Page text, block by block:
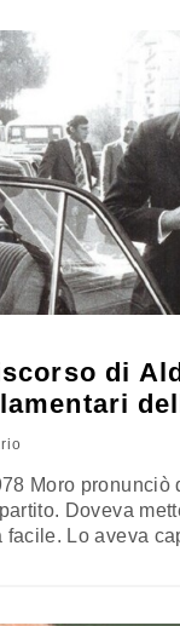
di
Moro pronunciò
Doveva
facile. Lo aveva